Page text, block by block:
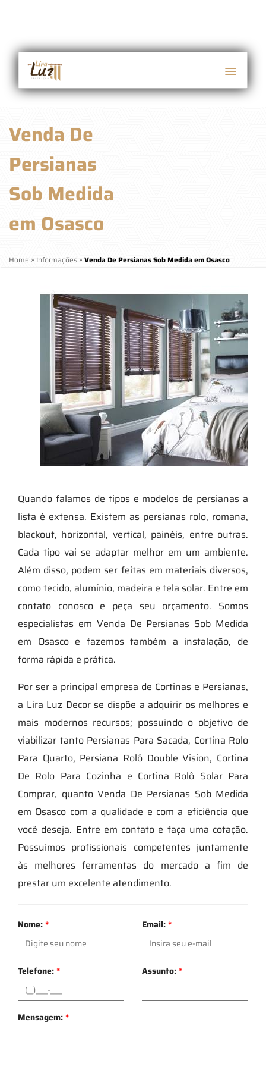
Venda De
Persianas
Sob Medida
em Osasco
Home » Informações » Venda De Persianas Sob Medida em Osasco
Quando falamos de tipos e modelos de persianas a
lista é extensa. Existem as persianas rolo, romana,
blackout, horizontal, vertical, painéis, entre outras.
Cada tipo vai se adaptar melhor em um ambiente.
Além disso, podem ser feitas em materiais diversos,
como tecido, alumínio, madeira e tela solar. Entre em
contato conosco e peça seu orçamento. Somos
especialistas em Venda De Persianas Sob Medida
em Osasco e fazemos também a instalação, de
forma rápida e prática.
Por ser a principal empresa de Cortinas e Persianas,
a Lira Luz Decor se dispõe a adquirir os melhores e
mais modernos recursos; possuindo o objetivo de
viabilizar tanto Persianas Para Sacada, Cortina Rolo
Para Quarto, Persiana Rolô Double Vision, Cortina
De Rolo Para Cozinha e Cortina Rolô Solar Para
Comprar, quanto Venda De Persianas Sob Medida
em Osasco com a qualidade e com a eficiência que
você deseja. Entre em contato e faça uma cotação.
Possuímos profissionais competentes juntamente
às melhores ferramentas do mercado a fim de
prestar um excelente atendimento.
Nome:* Email:*
Telefone:* Assunto:*
Mensagem:*